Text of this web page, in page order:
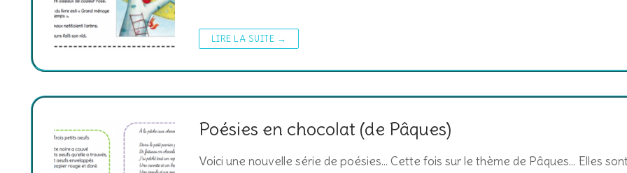
LIRE LA SUITE →
Poésies en chocolat (de Pâques)
Voici une nouvelle série de poésies… Cette fois sur le thème de Pâques… Elles